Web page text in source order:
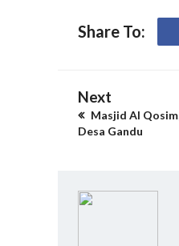
Share To:
Next
Masjid Al
Desa Gandu